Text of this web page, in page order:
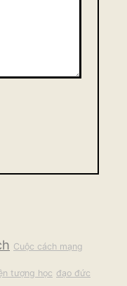
Cuộc cách mạng
tượng học đạo đức